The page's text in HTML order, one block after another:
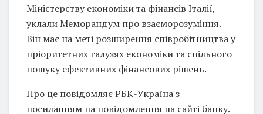
Міністерству економіки та фінансів Італії,
уклали Меморандум про взаєморозуміння.
Він має на меті розширення співробітництва у
пріоритетних галузях економіки та спільного
пошуку ефективних фінансових рішень.
Про це повідомляє РБК-Україна з
посиланням на повідомлення на сайті банку.